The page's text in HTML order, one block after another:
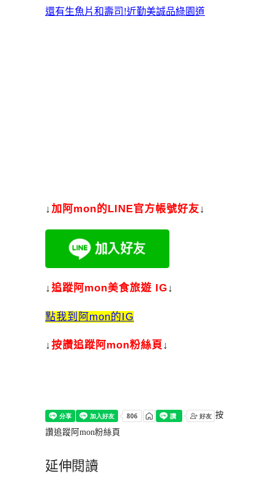
還有生魚片和壽司!近勤美誠品綠園道
↓加 阿mon的LINE官方帳號好友↓
↓追蹤阿mon美食旅遊 IG↓
點我到阿mon的IG
↓按讚追蹤阿mon粉絲頁 ↓
按
讚追蹤阿mon粉絲頁
延伸閱讀